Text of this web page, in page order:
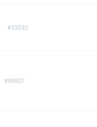
#33532
#59927